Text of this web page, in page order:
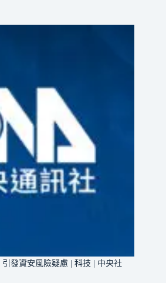
發資安風險疑慮 | 科技 | 中央社